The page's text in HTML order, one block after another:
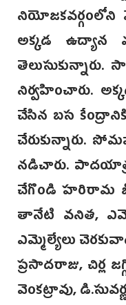
నియోజకవర్గంలోని
అక్కడ ఉద్యాన
నిర్వహించారు.
చేసిన బస
చేరుకున్నారు.
నడిచారు.
చేగొండి హరిరామ
తానేటి వనిత,
ఎమ్మెల్యేలు
ప్రసాదరాజు, చిర్ల
వెంకట్రావు,